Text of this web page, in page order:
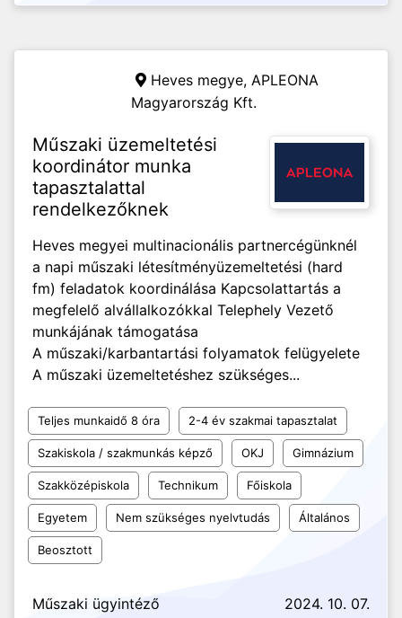
Heves megye, APLEONA
Magyarország Kft.
Műszaki üzemeltetési
koordinátor munka
tapasztalattal
rendelkezőknek
Heves megyei multinacionális partnercégünknél
a napi műszaki létesítményüzemeltetési (hard
fm) feladatok koordinálása Kapcsolattartás a
megfelelő alvállalkozókkal Telephely Vezető
munkájának támogatása
A műszaki/karbantartási folyamatok felügyelete
A műszaki üzemeltetéshez szükséges...
Teljes munkaidő 8 óra 2-4 év szakmai tapasztalat
Szakiskola / szakmunkás képző OKJ Gimnázium
Szakközépiskola Technikum Főiskola
Egyetem Nem szükséges nyelvtudás Általános
Beosztott
Műszaki ügyintéző 2024. 10. 07.